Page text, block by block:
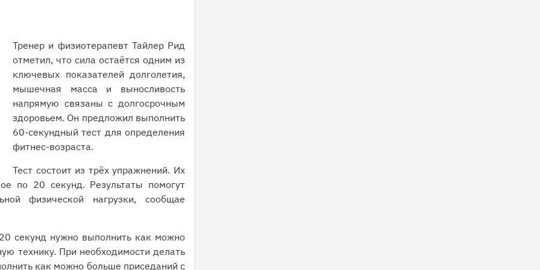
Тренер и физиотерапевт Тайлер Рид
отметил, что сила остаётся одним из
ключевых показателей долголетия,
мышечная масса и выносливость
напрямую связаны с долгосрочным
здоровьем. Он предложил выполнить
60-секундный тест для определения
фитнес-возраста.
Тест состоит из трёх упражнений. Их
по 20 секунд. Результаты помогут
физической нагрузки, сообщае
секунд нужно выполнить как можно
технику. При необходимости делать
как можно больше приседаний с